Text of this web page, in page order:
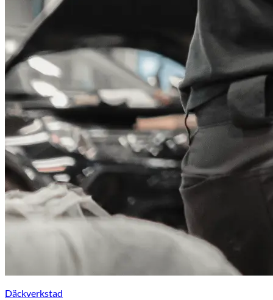
Däckverkstad